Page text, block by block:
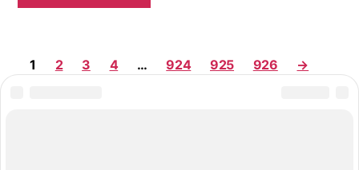
1 2 3 4 … 924 925 926 →